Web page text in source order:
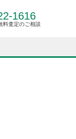
1616
料査定のご相談